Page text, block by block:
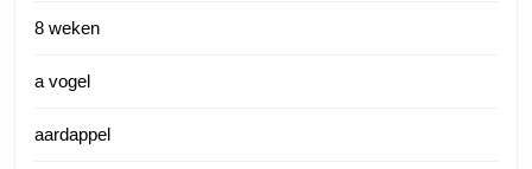
8 weken
a vogel
aardappel